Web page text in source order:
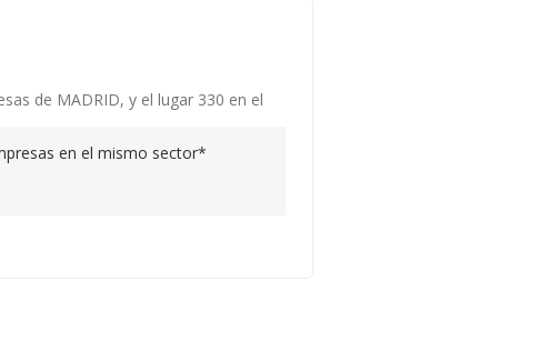
de MADRID, y el lugar 330 en el
en el mismo sector*